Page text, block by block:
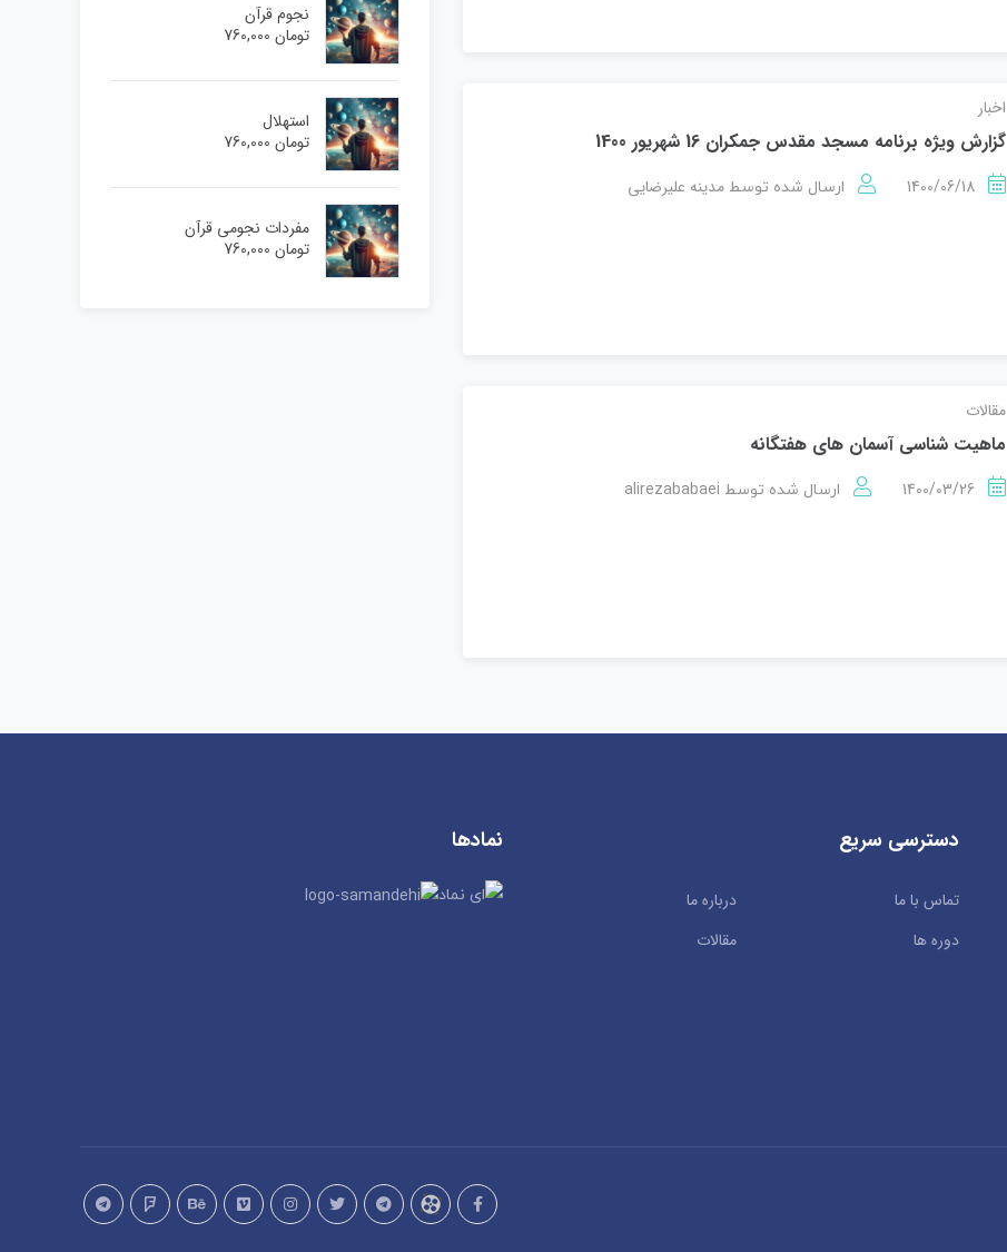
اخبار
گزارش ویژه برنامه مسجد مقدس جمکران 16 شهریور 1400
1400/06/18 ارسال شده توسط مدینه علیرضایی
مقالات
ماهيت شناسی آسمان های هفتگانه
1400/03/26 ارسال شده توسط alirezababaei
نجوم قرآن
تومان
استهلال
تومان
مفردات نجومی قرآن
تومان
دسترسی سریع
تماس با ما
درباره ما
دوره ها
مقالات
نمادها